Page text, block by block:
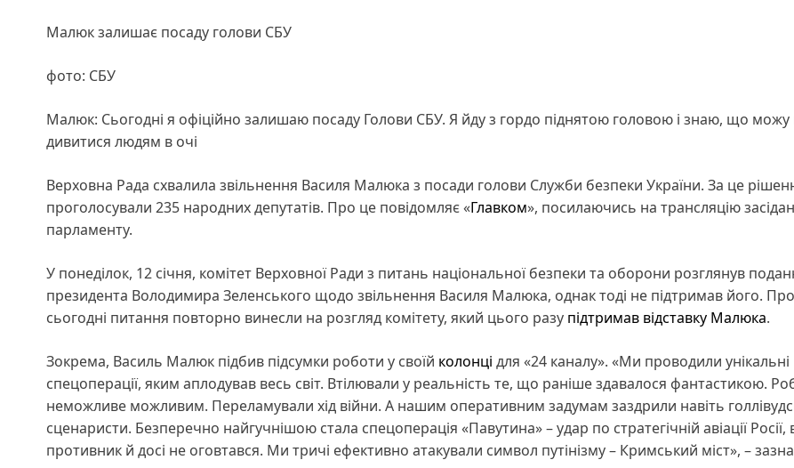
Малюк залишає посаду голови СБУ
фото: СБУ
Малюк: Сьогодні я офіційно залишаю посаду Голови СБУ. Я йду з гордо піднятою головою і знаю, що
дивитися людям в очі
Верховна Рада схвалила звільнення Василя Малюка з посади голови Служби безпеки України. За це
проголосували 235 народних депутатів. Про це повідомляє «Главком», посилаючись на трансляцію
парламенту.
У понеділок, 12 січня, комітет Верховної Ради з питань національної безпеки та оборони розглянув
президента Володимира Зеленського щодо звільнення Василя Малюка, однак тоді не підтримав його.
сьогодні питання повторно винесли на розгляд комітету, який цього разу підтримав відставку Малюка.
Зокрема, Василь Малюк підбив підсумки роботи у своїй колонці для «24 каналу». «Ми проводили унікальні
спецоперації, яким аплодував весь світ. Втілювали у реальність те, що раніше здавалося фантастикою.
неможливе можливим. Переламували хід війни. А нашим оперативним задумам заздрили навіть
сценаристи. Безперечно найгучнішою стала спецоперація «Павутина» – удар по стратегічній авіації Росії,
противник й досі не оговтався. Ми тричі ефективно атакували символ путінізму – Кримський міст», –